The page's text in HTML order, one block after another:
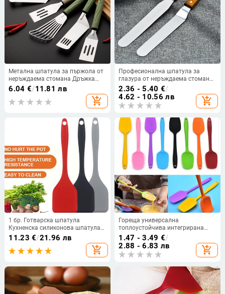
Метална шпатула за пържола от
неръждаема стомана Дръжка
против изгаряне Лопата за
пържене на риба Teppanyaki Съд
за барбекю Пица Стъргалка за
6.04 €/11.81 лв
add_shopping_cart
Професионална шпатула за
глазура от неръждаема стомана
Право извита шпатула за
глазура с дървена дръжка
Шпатула за маслена торта Нож
Инструмент
2.36 - 5.40 €/
4.62 - 10.56 лв
add_shopping_cart
1 бр. Готварска шпатула
Кухненска силиконова шпатула
Лъжица с незалепващо покритие
за пържене Топлоустойчива
шпатула Скрепер Кухненски
11.23 €/21.96 лв
add_shopping_cart
Гореща универсална
топлоустойчива интегрирана
дръжка Силиконова лъжица
Скрепер Шпатула Сладоледена
торта за кухненски инструмент
Съдове Удобство
1.47 - 3.49 €/
2.88 - 6.83 лв
add_shopping_cart